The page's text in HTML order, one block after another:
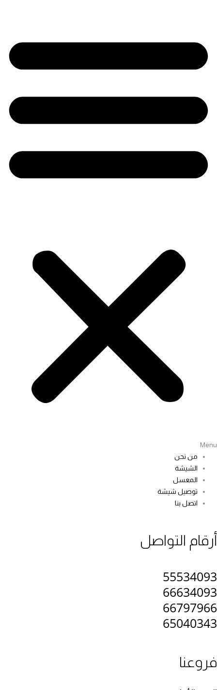
Menu
من نحن
الشيشة
المعسل
توصيل شيشة
اتصل بنا
أرقام التواصل
55534093
66634093
66797966
65040343
فروعنا